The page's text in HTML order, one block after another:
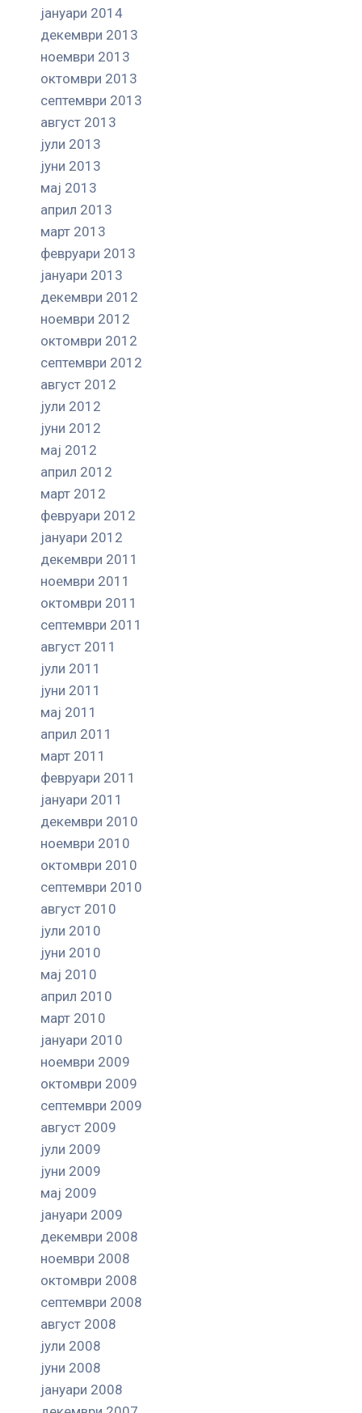
јануари 2014
декември 2013
ноември 2013
октомври 2013
септември 2013
август 2013
јули 2013
јуни 2013
мај 2013
април 2013
март 2013
февруари 2013
јануари 2013
декември 2012
ноември 2012
октомври 2012
септември 2012
август 2012
јули 2012
јуни 2012
мај 2012
април 2012
март 2012
февруари 2012
јануари 2012
декември 2011
ноември 2011
октомври 2011
септември 2011
август 2011
јули 2011
јуни 2011
мај 2011
април 2011
март 2011
февруари 2011
јануари 2011
декември 2010
ноември 2010
октомври 2010
септември 2010
август 2010
јули 2010
јуни 2010
мај 2010
април 2010
март 2010
јануари 2010
ноември 2009
октомври 2009
септември 2009
август 2009
јули 2009
јуни 2009
мај 2009
јануари 2009
декември 2008
ноември 2008
октомври 2008
септември 2008
август 2008
јули 2008
јуни 2008
јануари 2008